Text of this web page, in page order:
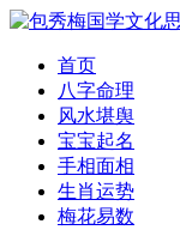
首页
八字命理
风水堪舆
宝宝起名
手相面相
生肖运势
梅花易数